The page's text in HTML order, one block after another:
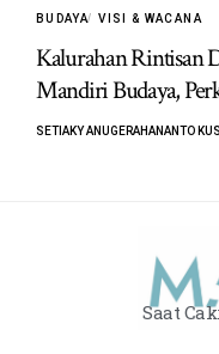
BUDAYA VISI & WACANA
Kalurahan Rintisan
Mandiri Budaya,
SETIAKY ANUGERAHANANTO
Saat